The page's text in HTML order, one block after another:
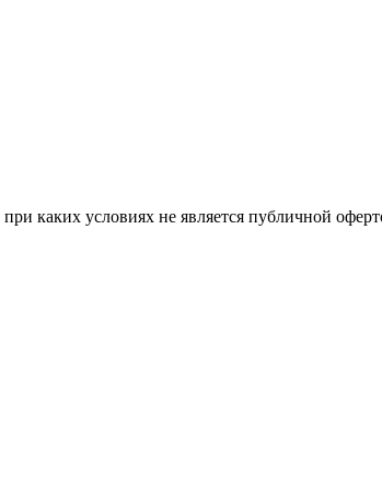
каких условиях не является публичной